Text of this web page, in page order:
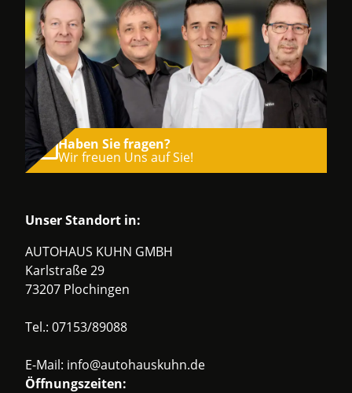
Haben Sie fragen?
Wir freuen Uns auf Sie!
Unser Standort in:
AUTOHAUS KUHN GMBH
Karlstraße 29
73207 Plochingen
Tel.: 07153/89088
E-Mail: info@autohauskuhn.de
Öffnungszeiten: